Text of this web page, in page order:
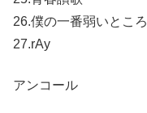
26.僕の一番弱いところ
27.rAy
アンコール